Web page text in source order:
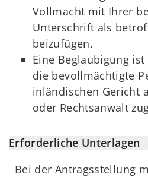
Vollmacht mit Ihrer
Unterschrift als
beizufügen.
Eine Beglaubigung
die bevollmächtigte
inländischen Gericht
oder Rechtsanwalt
Erforderliche Unterlagen
Bei der Antragsstellung